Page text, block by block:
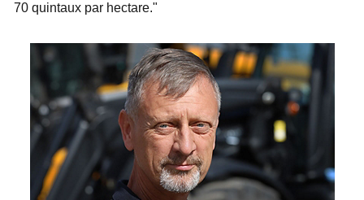
70 quintaux par hectare."